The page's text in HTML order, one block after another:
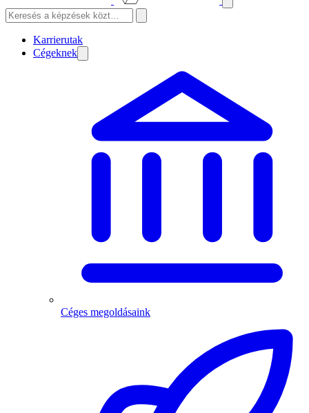
Karrierutak
Cégeknek
Céges megoldásaink